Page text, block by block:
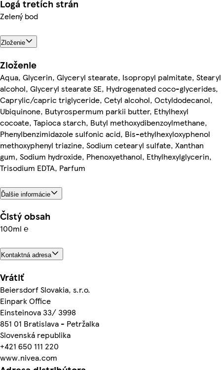
Logá tretích strán
Zelený bod
Zloženie
Zloženie
Aqua, Glycerin, Glyceryl stearate, Isopropyl palmitate, Stearyl
alcohol, Glyceryl stearate SE, Hydrogenated coco-glycerides,
Caprylic/capric triglyceride, Cetyl alcohol, Octyldodecanol,
Ubiquinone, Butyrospermum parkii butter, Ethylhexyl
cocoate, Tapioca starch, Butyl methoxydibenzoylmethane,
Phenylbenzimidazole sulfonic acid, Bis-ethylhexyloxyphenol
methoxyphenyl triazine, Sodium cetearyl sulfate, Xanthan
gum, Sodium hydroxide, Phenoxyethanol, Ethylhexylglycerin,
Trisodium EDTA, Parfum
Ďalšie informácie
Čistý obsah
100ml ℮
Kontaktná adresa
Vrátiť
Beiersdorf Slovakia, s.r.o.
Einpark Office
Einsteinova 33/ 3998
851 01 Bratislava - Petržalka
Slovenská republika
+421 650 111 220
www.nivea.com